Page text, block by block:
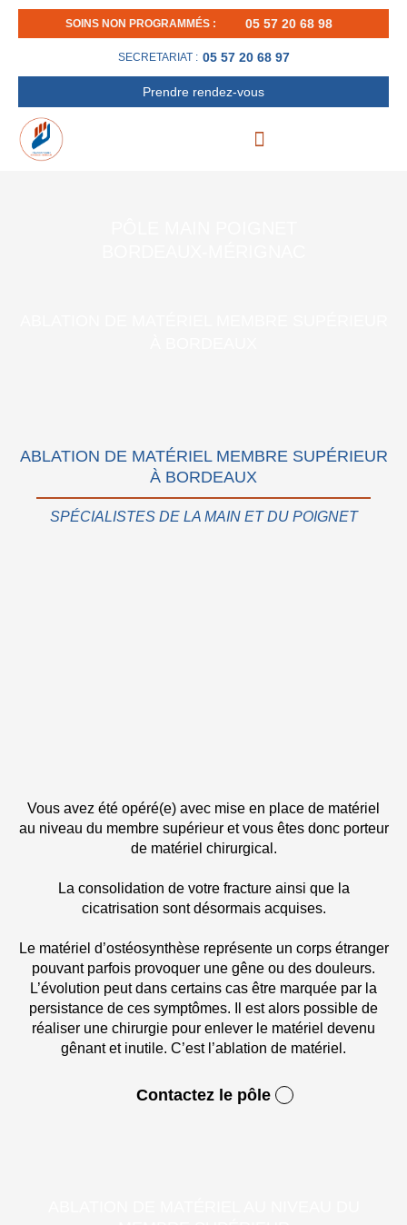
Aller
SOINS NON PROGRAMMÉS : 05 57 20 68 98
SECRETARIAT : 05 57 20 68 97
Prendre rendez-vous
ABLATION DE MATÉRIEL MEMBRE SUPÉRIEUR
À BORDEAUX
SPÉCIALISTES DE LA MAIN ET DU POIGNET
Vous avez été opéré(e) avec mise en place de matériel
au niveau du membre supérieur et vous êtes donc porteur
de matériel chirurgical.
La consolidation de votre fracture ainsi que la
cicatrisation sont désormais acquises.
Le matériel d’ostéosynthèse représente un corps étranger
pouvant parfois provoquer une gêne ou des douleurs.
L’évolution peut dans certains cas être marquée par la
persistance de ces symptômes. Il est alors possible de
réaliser une chirurgie pour enlever le matériel devenu
gênant et inutile. C’est l’ablation de matériel.
Contactez le pôle